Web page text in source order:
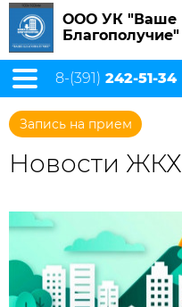
ООО УК "Ваше
Благополучие"
8-(391) 242-51-34
Запись на прием
Новости ЖКХ